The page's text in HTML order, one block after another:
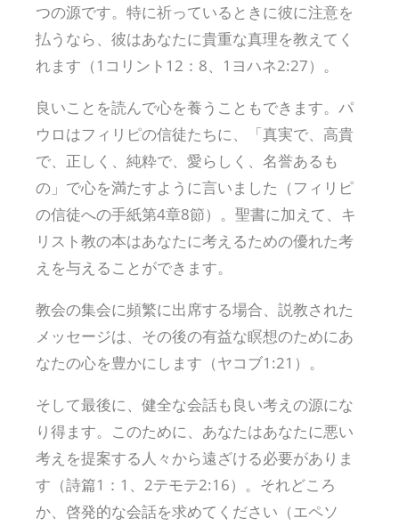
つの源です。特に祈っているときに彼に注意を
払うなら、彼はあなたに貴重な真理を教えてく
れます（1コリント12：8、1ヨハネ2:27）。
良いことを読んで心を養うこともできます。パ
ウロはフィリピの信徒たちに、「真実で、高貴
で、正しく、純粋で、愛らしく、名誉あるも
の」で心を満たすように言いました（フィリピ
の信徒への手紙第4章8節）。聖書に加えて、キ
リスト教の本はあなたに考えるための優れた考
えを与えることができます。
教会の集会に頻繁に出席する場合、説教された
メッセージは、その後の有益な瞑想のためにあ
なたの心を豊かにします（ヤコブ1:21）。
そして最後に、健全な会話も良い考えの源にな
り得ます。このために、あなたはあなたに悪い
考えを提案する人々から遠ざける必要がありま
す（詩篇1：1、2テモテ2:16）。それどころ
か、啓発的な会話を求めてください（エペソ